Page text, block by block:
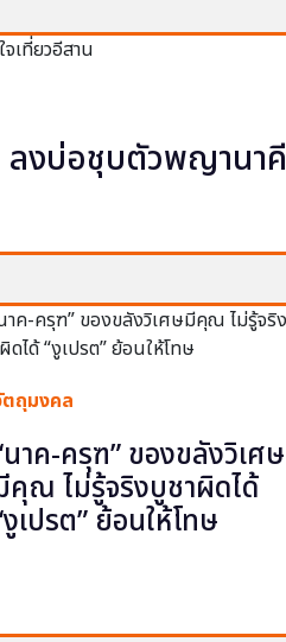
ลงบ่อชุบตัวพญานาคี
ตถุมงคล
นาค-ครุฑ” ของขลังวิเศษ
คุณ ไม่รู้จริงบูชาผิดได้
เปรต” ย้อนให้โทษ